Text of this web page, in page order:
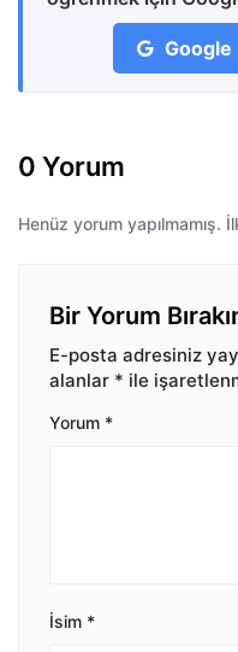
Google
0 Yorum
Henüz yorum yapılmamış.
Bir Yorum
E-posta adresiniz
alanlar * ile
Yorum *
İsim *